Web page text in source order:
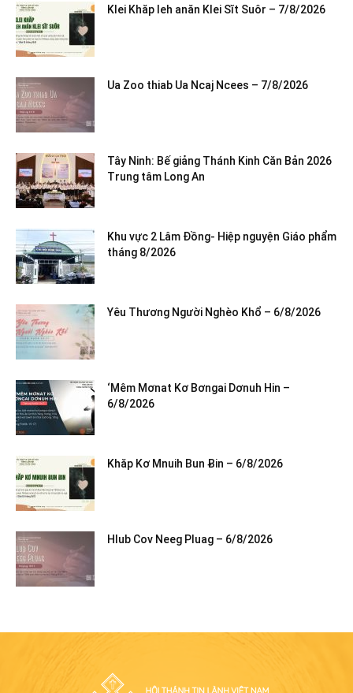
Klei Khăp leh anăn Klei Sĭt Suôr – 7/8/2026
Ua Zoo thiab Ua Ncaj Ncees – 7/8/2026
Tây Ninh: Bế giảng Thánh Kinh Căn Bản 2026
Trung tâm Long An
Khu vực 2 Lâm Đồng- Hiệp nguyện Giáo phẩm
tháng 8/2026
Yêu Thương Người Nghèo Khổ – 6/8/2026
‘Mêm Mơnat Kơ Bơngai Dơnuh Hin –
6/8/2026
Khăp Kơ Mnuih Bun Ƀin – 6/8/2026
Hlub Cov Neeg Pluag – 6/8/2026